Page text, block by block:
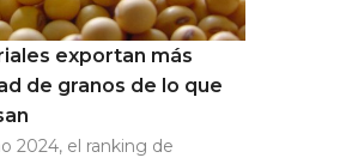
exportan más
de granos de lo que
2024, el ranking de